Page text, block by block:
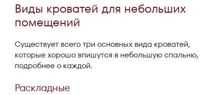
Виды кроватей для небольших
помещений
Существует всего три основных вида кроватей,
которые хорошо впишутся в небольшую спальню,
подробнее о каждой.
Раскладные